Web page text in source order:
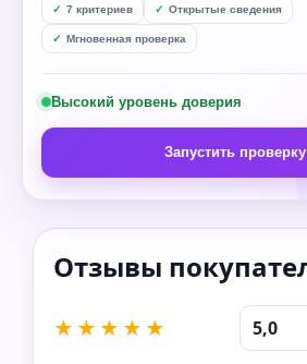
7 критериев Открытые сведения
Мгновенная проверка
Высокий уровень доверия
Запустить проверку
★★★★★ 5,0